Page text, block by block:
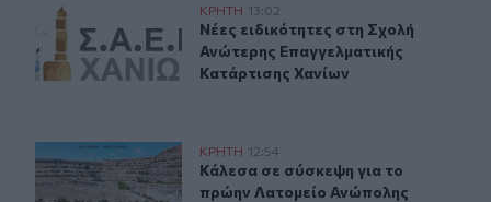
Νέες ειδικότητες στη Σχολή Ανώτερης
ΚΡΗΤΗ 13:02
Νέες ειδικότητες στη Σχολή
Νέες ειδικότητες στη Σχολή
Ανώτερης Επαγγελματικής
Κατάρτισης Χανίων
Κάλεσα σε σύσκεψη για το πρώην Λατομείο Ανώπολης
ΚΡΗΤΗ 12:54
Κάλεσα σε σύσκεψη για το πρώην
Κάλεσα σε σύσκεψη για το
πρώην Λατομείο Ανώπολης